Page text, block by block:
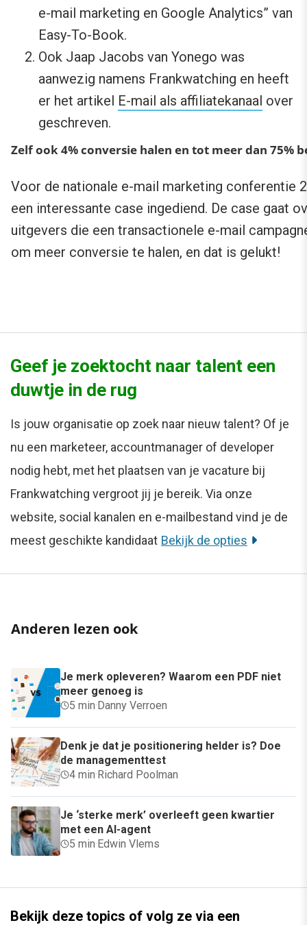
e-mail marketing en Google Analytics” van
Easy-To-Book.
Ook Jaap Jacobs van Yonego was
aanwezig namens Frankwatching en heeft
er het artikel E-mail als affiliatekanaal over
geschreven.
Zelf ook 4% conversie halen en tot meer dan 75%
Voor de nationale e-mail marketing conferentie
een interessante case ingediend. De case gaat
uitgevers die een transactionele e-mail
om meer conversie te halen, en dat is gelukt!
Geef je zoektocht naar talent een
duwtje in de rug
Is jouw organisatie op zoek naar nieuw talent? Of je
nu een marketeer, accountmanager of developer
nodig hebt, met het plaatsen van je vacature bij
Frankwatching vergroot jij je bereik. Via onze
website, social kanalen en e-mailbestand vind je de
meest geschikte kandidaat Bekijk de opties
Anderen lezen ook
Je merk opleveren? Waarom een PDF niet
meer genoeg is
5 min·Danny Verroen
Denk je dat je positionering helder is? Doe
de managementtest
4 min·Richard Poolman
Je ‘sterke merk’ overleeft geen kwartier
met een AI-agent
5 min·Edwin Vlems
Bekijk deze topics of volg ze via een